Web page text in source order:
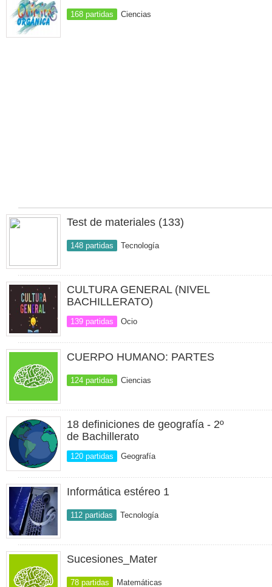
168 partidas Ciencias
Test de materiales (133)
148 partidas Tecnología
CULTURA GENERAL (NIVEL
BACHILLERATO)
139 partidas Ocio
CUERPO HUMANO: PARTES
124 partidas Ciencias
18 definiciones de geografía - 2º
de Bachillerato
120 partidas Geografía
Informática estéreo 1
112 partidas Tecnología
Sucesiones_Mater
78 partidas Matemáticas